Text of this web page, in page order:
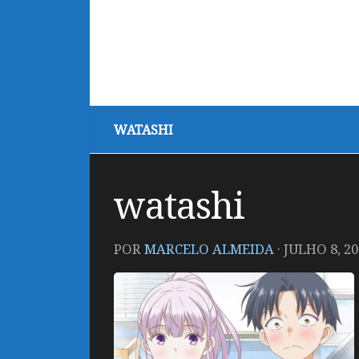
WATASHI
watashi
PORMARCELO ALMEIDA · JULHO 8,